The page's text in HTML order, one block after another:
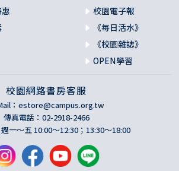
校園電子報
《每日活水》
《校園雜誌》
OPEN學習
校園網路書房客服
： estore@campus.org.tw
傳真電話：02-2918-2466
一～五 10:00～12:30；13:30～18:00